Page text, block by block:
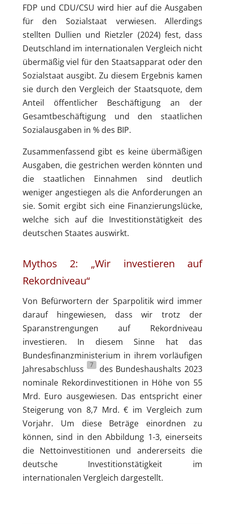
FDP und CDU/CSU wird hier auf die Ausgaben
für den Sozialstaat verwiesen. Allerdings
stellten Dullien und Rietzler (2024) fest, dass
Deutschland im internationalen Vergleich nicht
übermäßig viel für den Staatsapparat oder den
Sozialstaat ausgibt. Zu diesem Ergebnis kamen
sie durch den Vergleich der Staatsquote, dem
Anteil öffentlicher Beschäftigung an der
Gesamtbeschäftigung und den staatlichen
Sozialausgaben in % des BIP.
Zusammenfassend gibt es keine übermäßigen
Ausgaben, die gestrichen werden könnten und
die staatlichen Einnahmen sind deutlich
weniger angestiegen als die Anforderungen an
sie. Somit ergibt sich eine Finanzierungslücke,
welche sich auf die Investitionstätigkeit des
deutschen Staates auswirkt.
Mythos 2: „Wir investieren auf
Rekordniveau“
Von Befürwortern der Sparpolitik wird immer
darauf hingewiesen, dass wir trotz der
Sparanstrengungen auf Rekordniveau
investieren. In diesem Sinne hat das
Bundesfinanzministerium in ihrem vorläufigen
Jahresabschluss
7 des Bundeshaushalts 2023
nominale Rekordinvestitionen in Höhe von 55
Mrd. Euro ausgewiesen. Das entspricht einer
Steigerung von 8,7 Mrd. € im Vergleich zum
Vorjahr. Um diese Beträge einordnen zu
können, sind in den Abbildung 1-3, einerseits
die Nettoinvestitionen und andererseits die
deutsche Investitionstätigkeit im
internationalen Vergleich dargestellt.